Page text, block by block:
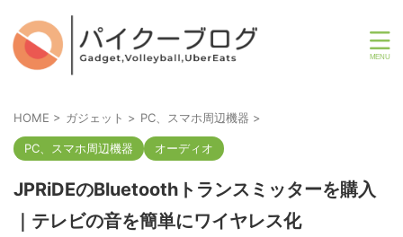
HOME > ガジェット > PC、スマホ周辺機器 >
PC、スマホ周辺機器 オーディオ
JPRiDEのBluetoothトランスミッターを購入
｜テレビの音を簡単にワイヤレス化